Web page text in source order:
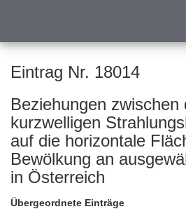
Eintrag Nr. 18014
Beziehungen zwischen
kurzwelligen
auf die horizontale
Bewölkung an
in Österreich
Übergeordnete Einträge